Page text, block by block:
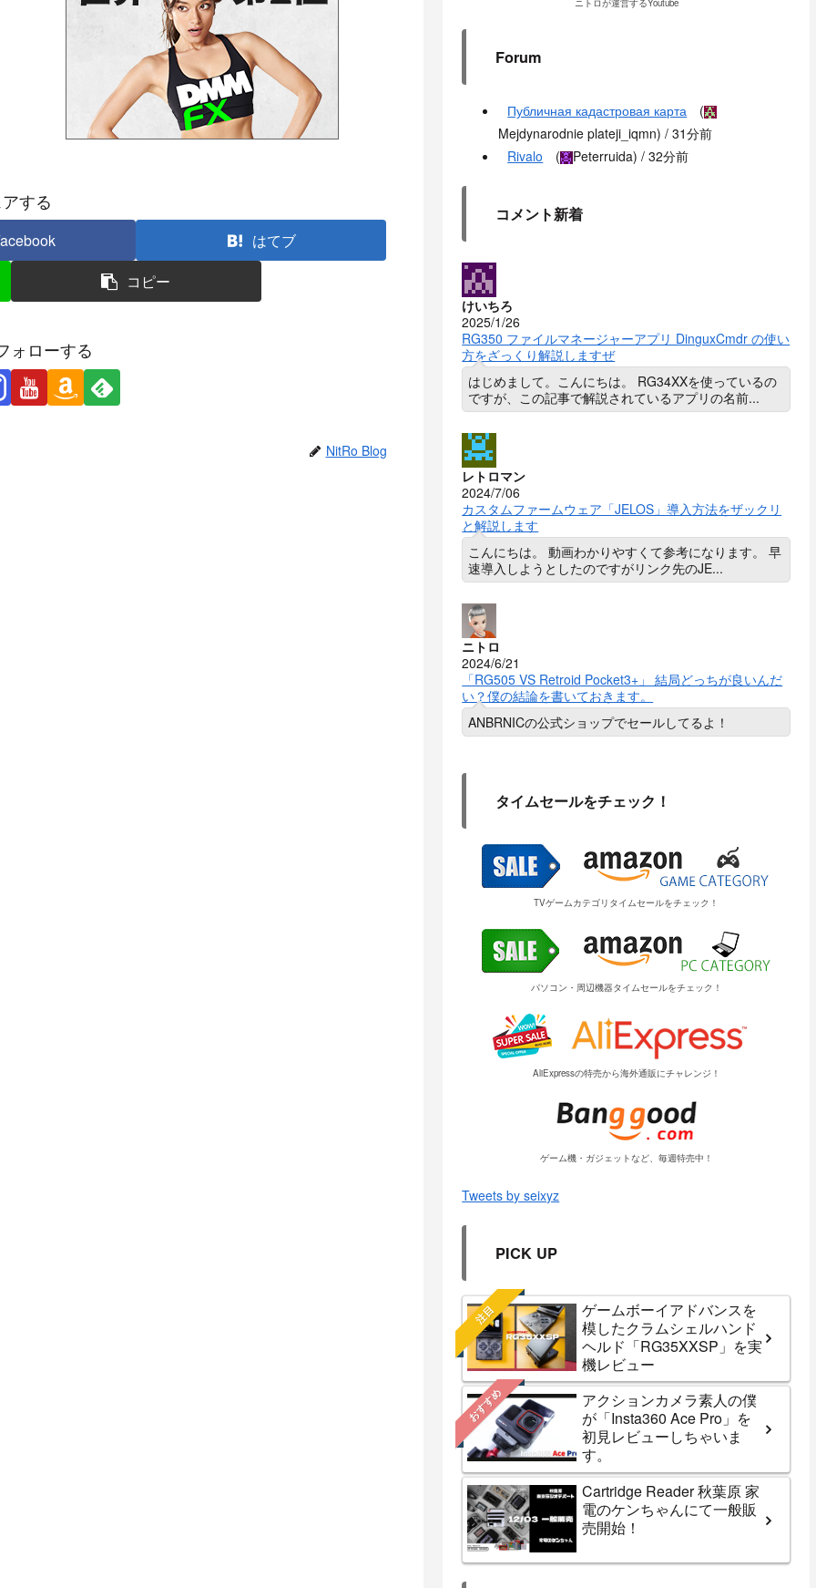
する
はてブ
コピー
ォローする
NitRo Blog
ニトロが運営するYoutube
Forum
Публичная кадастровая карта
(
Mejdynarodnie plateji_iqmn) /31分前
Rivalo
( Peterruida) /32分前
コメント新着
けいちろ
2025/1/26
RG350 ファイルマネージャーアプリ DinguxCmdr の使い
方をざっくり解説しますぜ
はじめまして。こんにちは。 RG34XXを使っているの
ですが、この記事で解説されているアプリの名前...
レトロマン
2024/7/06
カスタムファームウェア「JELOS」導入方法をザックリ
と解説します
こんにちは。 動画わかりやすくて参考になります。 早
速導入しようとしたのですがリンク先のJE...
ニトロ
2024/6/21
「RG505 VS Retroid Pocket3+」 結局どっちが良いんだ
い？僕の結論を書いておきます。
ANBRNICの公式ショップでセールしてるよ！
タイムセールをチェック！
TVゲームカテゴリタイムセールをチェック！
パソコン・周辺機器タイムセールをチェック！
AliExpressの特売から海外通販にチャレンジ！
ゲーム機・ガジェットなど、毎週特売中！
Tweets by seixyz
PICK UP
注目
ゲームボーイアドバンスを
模したクラムシェルハンド
ヘルド「RG35XXSP」を実
機レビュー
おすすめ
アクションカメラ素人の僕
が「Insta360 Ace Pro」を
初見レビューしちゃいま
す。
Cartridge Reader 秋葉原 家
電のケンちゃんにて一般販
売開始！